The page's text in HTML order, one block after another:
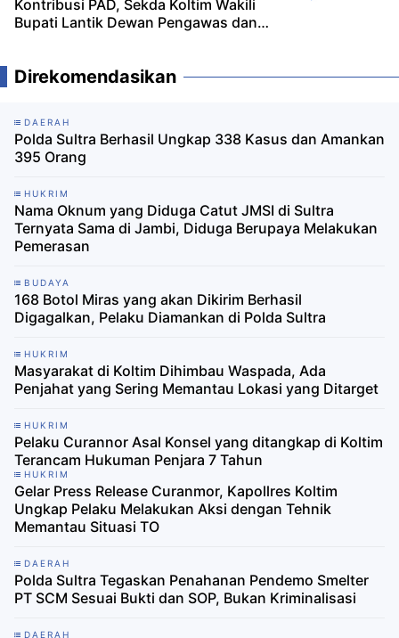
Kontribusi PAD, Sekda Koltim Wakili
Bupati Lantik Dewan Pengawas dan
Direkomendasikan
DAERAH
Polda Sultra Berhasil Ungkap 338 Kasus dan Amankan
395 Orang
HUKRIM
Nama Oknum yang Diduga Catut JMSI di Sultra
Ternyata Sama di Jambi, Diduga Berupaya Melakukan
Pemerasan
BUDAYA
168 Botol Miras yang akan Dikirim Berhasil
Digagalkan, Pelaku Diamankan di Polda Sultra
HUKRIM
Masyarakat di Koltim Dihimbau Waspada, Ada
Penjahat yang Sering Memantau Lokasi yang Ditarget
HUKRIM
Pelaku Curannor Asal Konsel yang ditangkap di Koltim
Terancam Hukuman Penjara 7 Tahun
HUKRIM
Gelar Press Release Curanmor, Kapollres Koltim
Ungkap Pelaku Melakukan Aksi dengan Tehnik
Memantau Situasi TO
DAERAH
Polda Sultra Tegaskan Penahanan Pendemo Smelter
PT SCM Sesuai Bukti dan SOP, Bukan Kriminalisasi
DAERAH